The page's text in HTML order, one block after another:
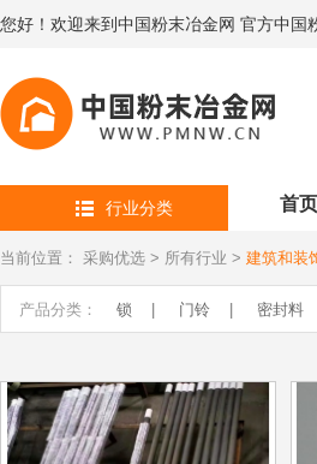
您好！欢迎来到中国粉末冶金网 官方中
行业分类 首页
当前位置： 采购优选 > 所有行业 > 建筑和装
产品分类： 锁 门铃 密封料
浴室家具 | 预制或活动建
隔音隔热材料 | 管件